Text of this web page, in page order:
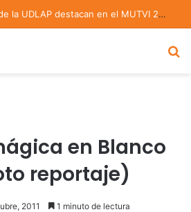
Estudiantes STEM de la UDLAP destacan en el MUTVI 2026
en Blanco
reportaje)
2011 1 minuto de lectura